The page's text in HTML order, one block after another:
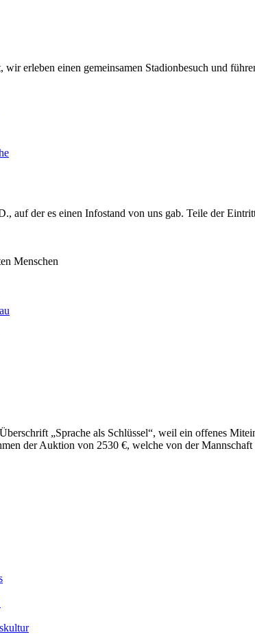
erleben einen gemeinsamen Stadionbesuch und
auf der es einen Infostand von uns gab. Teile der
Menschen
„Sprache als Schlüssel“, weil ein offenes
der Auktion von 2530 €, welche von der